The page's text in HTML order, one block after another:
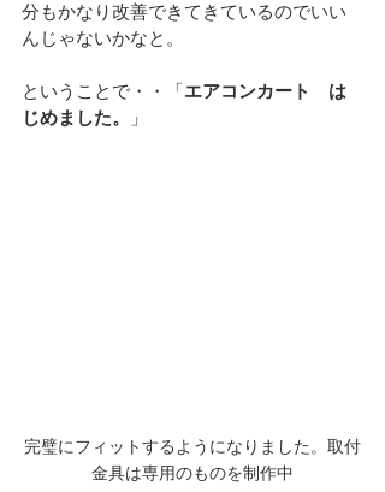
分もかなり改善できてきているのでいい
んじゃないかなと。
ということで・・「エアコンカート　は
じめました。
」
完璧にフィットするようになりました。取付
金具は専用のものを制作中